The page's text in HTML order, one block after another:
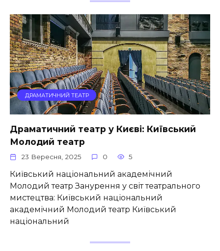
ДРАМАТИЧНИЙ ТЕАТР
Драматичний театр у Києві: Київський
Молодий театр
23 Вересня, 2025 0 5
Київський національний академічний
Молодий театр Занурення у світ театрального
мистецтва: Київський національний
академічний Молодий театр Київський
національний